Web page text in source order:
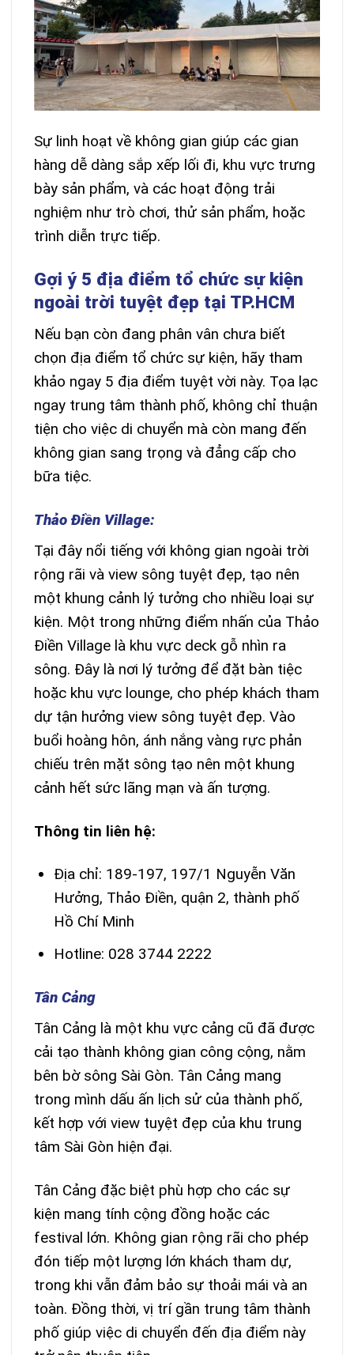
Sự linh hoạt về không gian giúp các gian
hàng dễ dàng sắp xếp lối đi, khu vực trưng
bày sản phẩm, và các hoạt động trải
nghiệm như trò chơi, thử sản phẩm, hoặc
trình diễn trực tiếp.
Gợi ý 5 địa điểm tổ chức sự kiện
ngoài trời tuyệt đẹp tại TP.HCM
Nếu bạn còn đang phân vân chưa biết
chọn địa điểm tổ chức sự kiện, hãy tham
khảo ngay 5 địa điểm tuyệt vời này. Tọa lạc
ngay trung tâm thành phố, không chỉ thuận
tiện cho việc di chuyển mà còn mang đến
không gian sang trọng và đẳng cấp cho
bữa tiệc.
Thảo Điền Village:
Tại đây nổi tiếng với không gian ngoài trời
rộng rãi và view sông tuyệt đẹp, tạo nên
một khung cảnh lý tưởng cho nhiều loại sự
kiện. Một trong những điểm nhấn của Thảo
Điền Village là khu vực deck gỗ nhìn ra
sông. Đây là nơi lý tưởng để đặt bàn tiệc
hoặc khu vực lounge, cho phép khách tham
dự tận hưởng view sông tuyệt đẹp. Vào
buổi hoàng hôn, ánh nắng vàng rực phản
chiếu trên mặt sông tạo nên một khung
cảnh hết sức lãng mạn và ấn tượng.
Thông tin liên hệ:
Địa chỉ: 189-197, 197/1 Nguyễn Văn
Hưởng, Thảo Điền, quận 2, thành phố
Hồ Chí Minh
Hotline: 028 3744 2222
Tân Cảng
Tân Cảng là một khu vực cảng cũ đã được
cải tạo thành không gian công cộng, nằm
bên bờ sông Sài Gòn. Tân Cảng mang
trong mình dấu ấn lịch sử của thành phố,
kết hợp với view tuyệt đẹp của khu trung
tâm Sài Gòn hiện đại.
Tân Cảng đặc biệt phù hợp cho các sự
kiện mang tính cộng đồng hoặc các
festival lớn. Không gian rộng rãi cho phép
đón tiếp một lượng lớn khách tham dự,
trong khi vẫn đảm bảo sự thoải mái và an
toàn. Đồng thời, vị trí gần trung tâm thành
phố giúp việc di chuyển đến địa điểm này